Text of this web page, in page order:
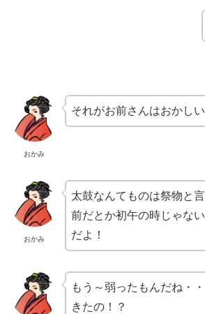
おかみ
それがお前さんはおかし
おかみ
太鼓なんてものは祭物と
前だとか初午の時じゃな
だよ！
もう～弱ったもんだね・
きたの！？